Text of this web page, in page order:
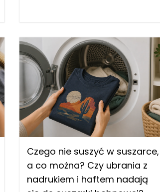
Czego nie suszyć w suszarce,
a co można? Czy ubrania z
nadrukiem i haftem nadają